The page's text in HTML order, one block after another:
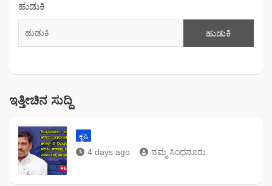
ಹುಡುಕಿ
ಹುಡುಕಿ
ಇತ್ತೀಚಿನ ಸುದ್ದಿ
ಕೃಷಿ
4 days ago ನಮ್ಮ ಸಿಂಧನೂರು